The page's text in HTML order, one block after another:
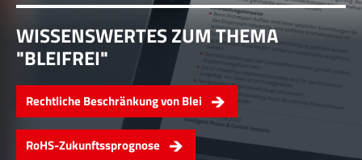
WISSENSWERTES ZUM THEMA
"BLEIFREI"
Rechtliche Beschränkung von Blei
RoHS-Zukunftssprognose